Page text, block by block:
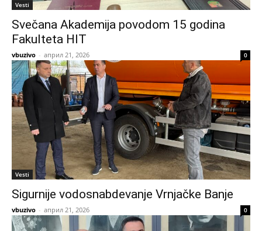
Vesti
Svečana Akademija povodom 15 godina
Fakulteta HIT
vbuzivo - април 21, 2026 0
Vesti
Sigurnije vodosnabdevanje Vrnjačke Banje
vbuzivo - април 21, 2026 0